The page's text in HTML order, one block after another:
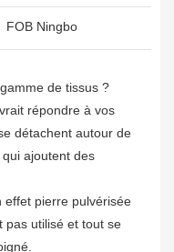
FOB Ningbo
de tissus ?
répondre à vos
détachent autour de
ajoutent des
effet pierre pulvérisée
pas utilisé et tout se